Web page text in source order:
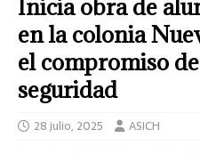
Inicia obra de
en la colonia
el compromiso
seguridad
28 julio, 2025 ASICH